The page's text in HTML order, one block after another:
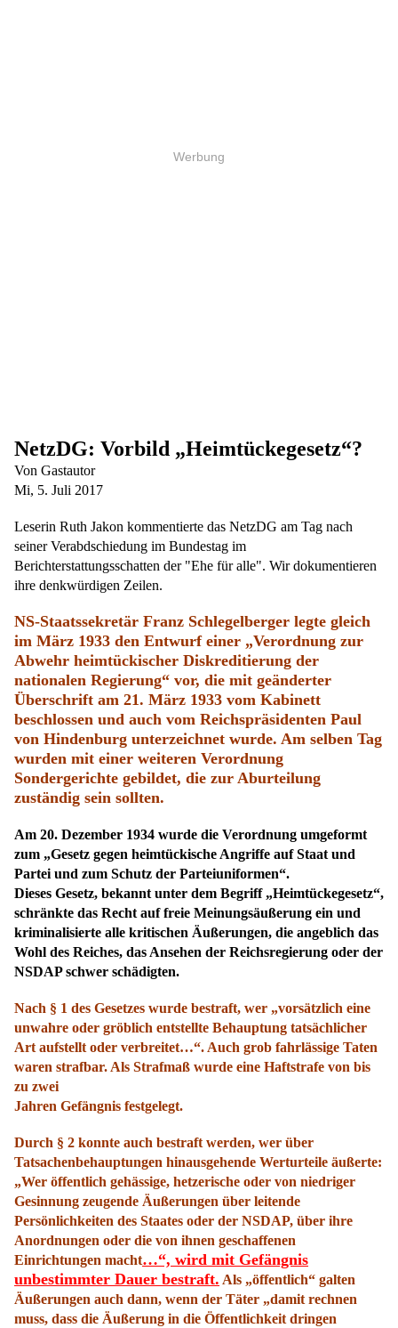
Werbung
NetzDG: Vorbild „Heimtückegesetz“?
Von Gastautor
Mi, 5. Juli 2017
Leserin Ruth Jakon kommentierte das NetzDG am Tag nach
seiner Verabdschiedung im Bundestag im
Berichterstattungsschatten der "Ehe für alle". Wir dokumentieren
ihre denkwürdigen Zeilen.
NS-Staatssekretär Franz Schlegelberger legte gleich
im März 1933 den Entwurf einer „Verordnung zur
Abwehr heimtückischer Diskreditierung der
nationalen Regierung“ vor, die mit geänderter
Überschrift am 21. März 1933 vom Kabinett
beschlossen und auch vom Reichspräsidenten Paul
von Hindenburg unterzeichnet wurde. Am selben Tag
wurden mit einer weiteren Verordnung
Sondergerichte gebildet, die zur Aburteilung
zuständig sein sollten.
Am 20. Dezember 1934 wurde die Verordnung umgeformt
zum „Gesetz gegen heimtückische Angriffe auf Staat und
Partei und zum Schutz der Parteiuniformen“.
Dieses Gesetz, bekannt unter dem Begriff „Heimtückegesetz“,
schränkte das Recht auf freie Meinungsäußerung ein und
kriminalisierte alle kritischen Äußerungen, die angeblich das
Wohl des Reiches, das Ansehen der Reichsregierung oder der
NSDAP schwer schädigten.
Nach § 1 des Gesetzes wurde bestraft, wer „vorsätzlich eine
unwahre oder gröblich entstellte Behauptung tatsächlicher
Art aufstellt oder verbreitet…“. Auch grob fahrlässige Taten
waren strafbar. Als Strafmaß wurde eine Haftstrafe von bis
zu zwei
Jahren Gefängnis festgelegt.
Durch § 2 konnte auch bestraft werden, wer über
Tatsachenbehauptungen hinausgehende Werturteile äußerte:
„Wer öffentlich gehässige, hetzerische oder von niedriger
Gesinnung zeugende Äußerungen über leitende
Persönlichkeiten des Staates oder der NSDAP, über ihre
Anordnungen oder die von ihnen geschaffenen
Einrichtungen macht…“, wird mit Gefängnis
unbestimmter Dauer bestraft. Als „öffentlich“ galten
Äußerungen auch dann, wenn der Täter „damit rechnen
muss, dass die Äußerung in die Öffentlichkeit dringen